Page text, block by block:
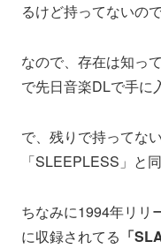
るけど持ってないの
なので、存在は知っ
で先日音楽DLで手に
で、残りで持ってな
「SLEEPLESS」と
ちなみに1994年リリ
に収録されてる 「